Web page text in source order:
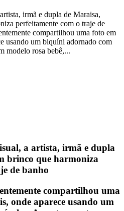
irmã e dupla de Maraisa,
perfeitamente com o traje de
compartilhou uma foto em
usando um biquíni adornado com
modelo rosa bebê,...
a artista, irmã e dupla
brinco que harmoniza
de banho
compartilhou uma
onde aparece usando um